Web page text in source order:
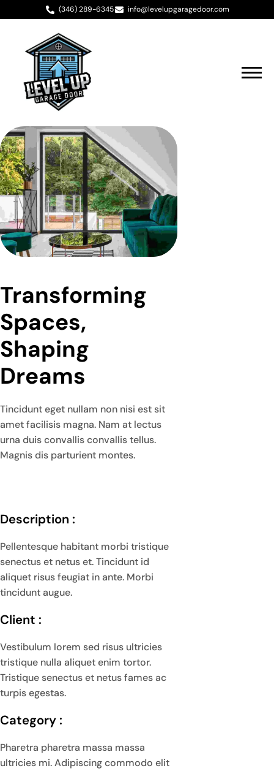
(346) 289-6345 info@levelupgaragedoor.com
Transforming
Spaces,
Shaping
Dreams
Tincidunt eget nullam non nisi est sit
amet facilisis magna. Nam at lectus
urna duis convallis convallis tellus.
Magnis dis parturient montes.
Description :
Pellentesque habitant morbi tristique
senectus et netus et. Tincidunt id
aliquet risus feugiat in ante. Morbi
tincidunt augue.
Client :
Vestibulum lorem sed risus ultricies
tristique nulla aliquet enim tortor.
Tristique senectus et netus fames ac
turpis egestas.
Category :
Pharetra pharetra massa massa
ultricies mi. Adipiscing commodo elit